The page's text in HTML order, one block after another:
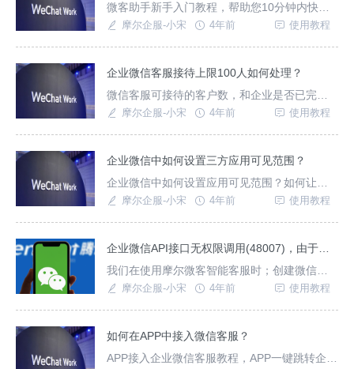
微客助手新手入门教程，帮助您10分钟内快速
搭建微信客服系统。
摩尔企服-小宋 4年前 使用教程
企业微信客服接待上限100人如何处理？
微信客服可接待的客户数，和企业是否已完成
主体验证、是否绑定视频号相关。企业未完成
摩尔企服-小宋 4年前 使用教程
企业微信中如何设置三方应用可见范围？
企业微信中如何设置应用可见范围？如何让三
方平台获取企业微信通讯录，或者让企业微信
摩尔企服-小宋 4年前 使用教程
我们在使用摩尔微客智能客服时；创建微信客
服出现如下报错；API接口调用权限互斥，请在
摩尔企服-小宋 4年前 使用教程
如何在APP中接入微信客服？
APP接入企业微信客服教程，APP一键跳转企业